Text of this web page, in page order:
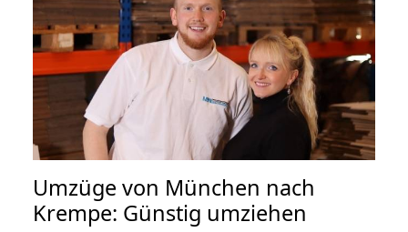
Umzüge von München nach
Krempe: Günstig umziehen